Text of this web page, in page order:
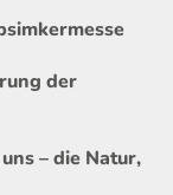
der
– die Natur,